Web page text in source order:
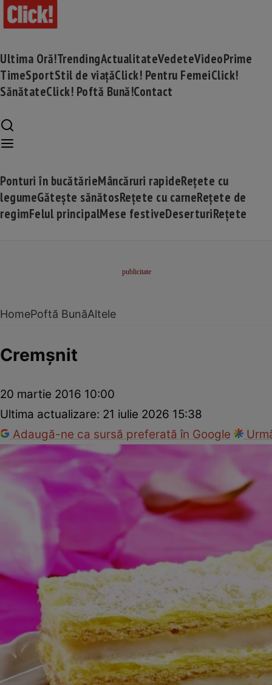
Ultima Oră!TrendingActualitateVedeteVideoPrime
TimeSportStil de viațăClick! Pentru FemeiClick!
SănătateClick! Poftă Bună!Contact
Ponturi în bucătărieMâncăruri rapideRețete cu
legumeGătește sănătosRețete cu carneRețete de
regimFelul principalMese festiveDeserturiRețete
HomePoftă BunăAltele
Cremşnit
20 martie 2016 10:00
Ultima actualizare: 21 iulie 2026 15:38
Adaugă-ne ca sursă preferată în Google